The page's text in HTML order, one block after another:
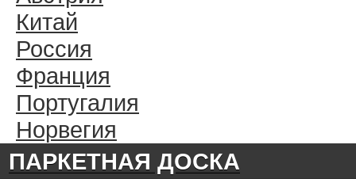
Китай
Россия
Франция
Португалия
Норвегия
ПАРКЕТНАЯ ДОСКА